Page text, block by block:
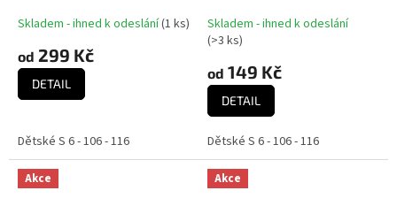
Czechia MS 2024
Skladem - ihned k odeslání(1 ks)
od 299 Kč
DETAIL
Dětské S 6 - 106 - 116
2024 GOLD EDITION Black
HOŠI DĚKUJEM
Skladem - ihned k odeslání
(>3 ks)
od 149 Kč
DETAIL
Dětské S 6 - 106 - 116
Akce Akce